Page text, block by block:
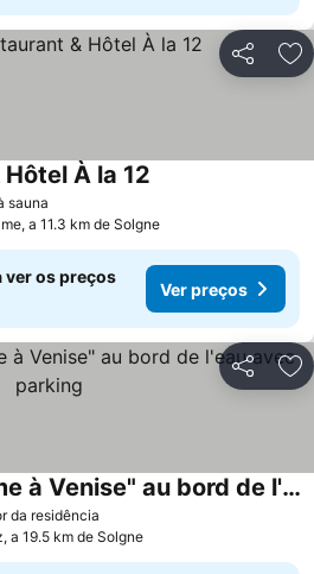
Partilhar
sauna
À la 12
a 11.3 km de Solgne
ver os preços
Ver preços
Partilhar
da residência
Romantique "comme à Venise" au bord de l'eau avec parking
a 19.5 km de Solgne